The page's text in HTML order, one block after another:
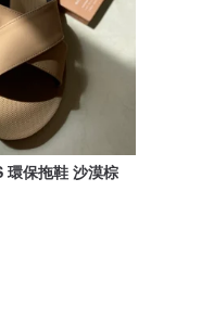
保拖鞋 沙漠棕